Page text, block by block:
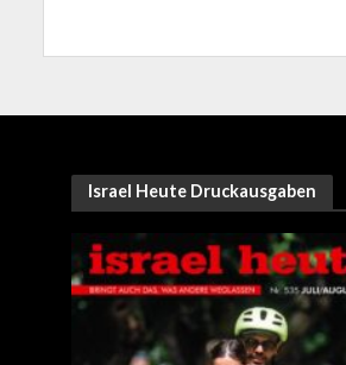
Israel Heute Druckausgaben